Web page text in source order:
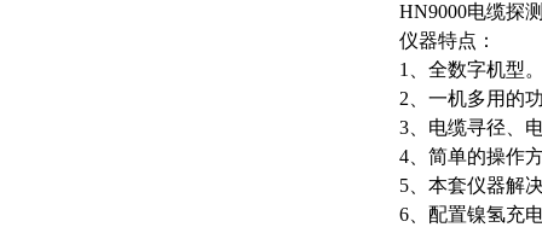
HN9000电缆探
仪器特点：
1、全数字机型
2、一机多用的
3、电缆寻径、
4、简单的操作
5、本套仪器解
6、配置镍氢充